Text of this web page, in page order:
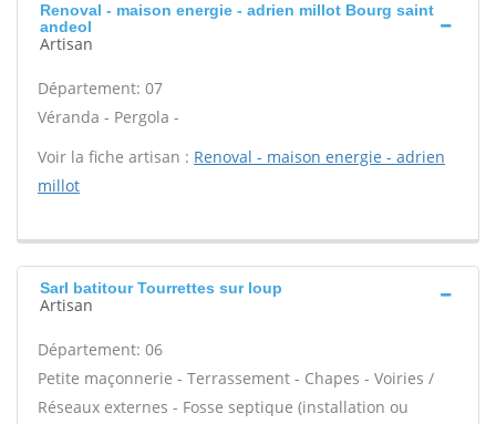
Renoval - maison energie - adrien millot Bourg saint
andeol
Artisan
Département: 07
Véranda - Pergola -
Voir la fiche artisan : Renoval - maison energie - adrien
millot
Sarl batitour Tourrettes sur loup
Artisan
Département: 06
Petite maçonnerie - Terrassement - Chapes - Voiries /
Réseaux externes - Fosse septique (installation ou